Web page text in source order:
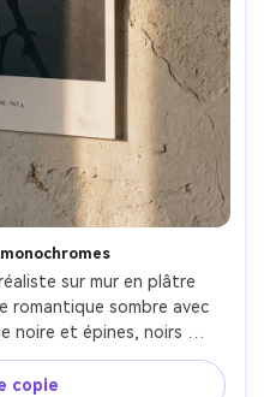
sur mur en plâtre
romantique sombre avec
noire et épines, noirs
minuscule typographie
subtile et grain de
copie